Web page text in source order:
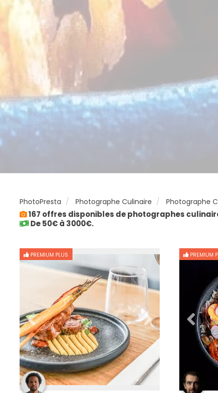
PhotoPresta Photographe Culinaire Photographe
167 offres disponibles de photographes
De 50€ à 3000€.
PREMIUM PLUS PREMIUM